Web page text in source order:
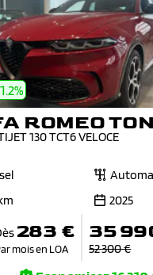
ROMEO
130 TCT6 VELOCE
2025
283 €
mois en LOA
35
52 300 €